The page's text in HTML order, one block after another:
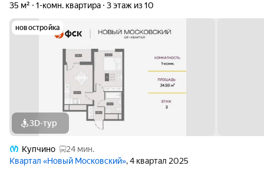
35 м²
1-комн. квартира 3 этаж из 10
новостройка
3D-тур
Купчино
24 мин.
Квартал «Новый Московский», 4 квартал 2025